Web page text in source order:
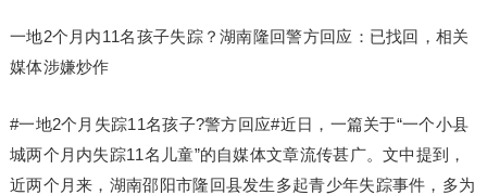
一地2个月内11名孩子失踪？湖南隆回警方回应：已找回，相关
媒体涉嫌炒作
#一地2个月失踪11名孩子?警方回应#近日，一篇关于“一个小县
城两个月内失踪11名儿童”的自媒体文章流传甚广。文中提到，
近两个月来，湖南邵阳市隆回县发生多起青少年失踪事件，多为